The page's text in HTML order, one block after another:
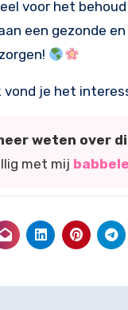
voor het
een gezonde
je het
weten over
met mij